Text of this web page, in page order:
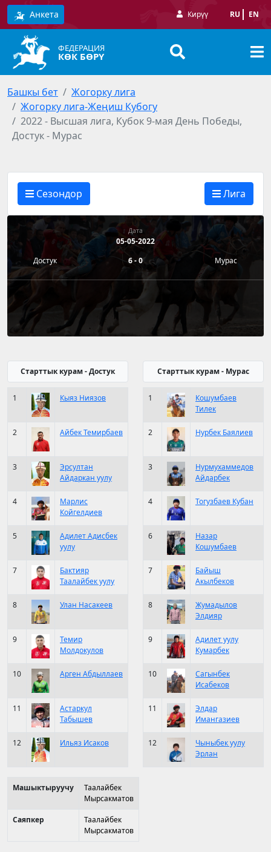
Анкета Кирүү RU EN
ФЕДЕРАЦИЯ
КӨК БӨРҮ
Башкы бет
Жогорку лига
Жогорку лига-Жеңиш Кубогу
2022 - Высшая лига, Кубок 9-мая День Победы,
Достук - Мурас
Сезондор Лига
Дата
05-05-2022
Достук
6 - 0 Мурас
Старттык курам - Достук
1 Кыяз Ниязов
2 Айбек Темирбаев
3
Эрсултан
Айдаркан уулу
4
Марлис
Койгелдиев
5
Адилет Адисбек
уулу
7
Бактияр
Таалайбек уулу
8 Улан Насакеев
9
Темир
Молдокулов
10 Арген Абдыллаев
11
Астаркул
Табышев
12 Ильяз Исаков
Машыктыруучу
Таалайбек
Мырсакматов
Саяпкер
Таалайбек
Мырсакматов
Старттык курам - Мурас
1
Кошумбаев
Тилек
2 Нурбек Баялиев
3
Нурмухаммедов
Айдарбек
4 Тогузбаев Кубан
6
Назар
Кошумбаев
7
Байыш
Акылбеков
8
Жумадылов
Элдияр
9
Адилет уулу
Кумарбек
10
Сагынбек
Исабеков
11
Элдар
Имангазиев
12
Чыныбек уулу
Эрлан